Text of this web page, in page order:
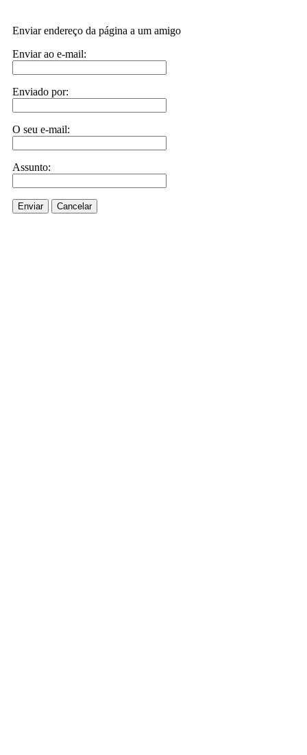
Enviar endereço da página a um amigo
Enviar ao e-mail:
Enviado por:
O seu e-mail:
Assunto:
Enviar Cancelar